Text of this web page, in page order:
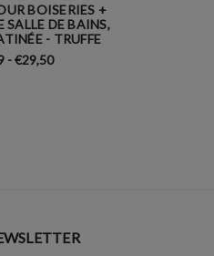
BOISERIES +
SALLE DE BAINS,
- TRUFFE
- €29,50